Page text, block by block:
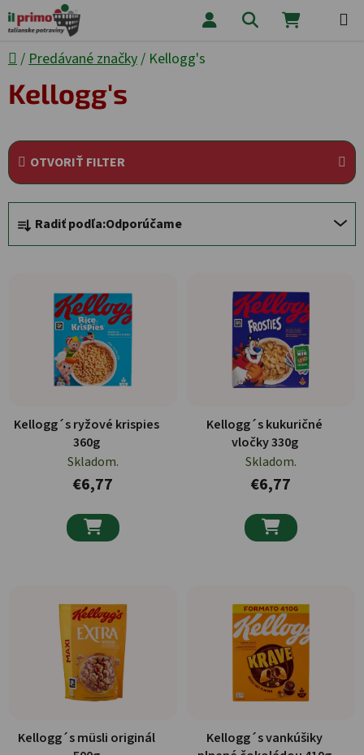
Prejsť na obsah Hľadať
Domov
/ Predávané značky/ Kellogg's
Kellogg's
OTVORIŤ FILTER
Radenie produktov
Radiť podľa:Odporúčame
Kellogg´s ryžové krispies
360g
Skladom.
€6,77

Kellogg´s kukuričné
vločky 330g
Skladom.
€6,77

Kellogg´s müsli originál
Kellogg´s vankúšiky